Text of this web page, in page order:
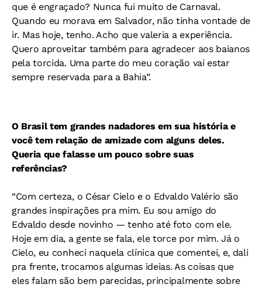
que é engraçado? Nunca fui muito de Carnaval.
Quando eu morava em Salvador, não tinha vontade de
ir. Mas hoje, tenho. Acho que valeria a experiência.
Quero aproveitar também para agradecer aos baianos
pela torcida. Uma parte do meu coração vai estar
sempre reservada para a Bahia”.
O Brasil tem grandes nadadores em sua história e
você tem relação de amizade com alguns deles.
Queria que falasse um pouco sobre suas
referências?
“Com certeza, o César Cielo e o Edvaldo Valério são
grandes inspirações pra mim. Eu sou amigo do
Edvaldo desde novinho — tenho até foto com ele.
Hoje em dia, a gente se fala, ele torce por mim. Já o
Cielo, eu conheci naquela clínica que comentei, e, dali
pra frente, trocamos algumas ideias. As coisas que
eles falam são bem parecidas, principalmente sobre